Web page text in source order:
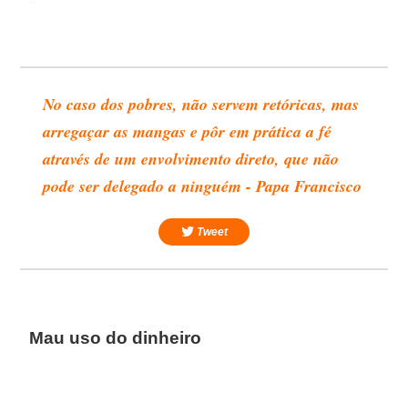
No caso dos pobres, não servem retóricas, mas
arregaçar as mangas e pôr em prática a fé
através de um envolvimento direto, que não
pode ser delegado a ninguém - Papa Francisco
Tweet
Mau uso do dinheiro